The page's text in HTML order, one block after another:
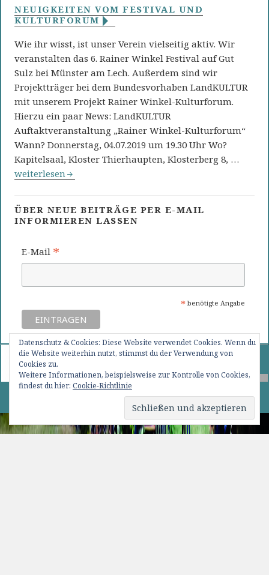
NEUIGKEITEN VOM FESTIVAL UND
KULTURFORUM
Wie ihr wisst, ist unser Verein vielseitig aktiv. Wir
veranstalten das 6. Rainer Winkel Festival auf Gut
Sulz bei Münster am Lech. Außerdem sind wir
Projektträger bei dem Bundesvorhaben LandKULTUR
mit unserem Projekt Rainer Winkel-Kulturforum.
Hierzu ein paar News: LandKULTUR
Auftaktveranstaltung „Rainer Winkel-Kulturforum“
Wann? Donnerstag, 04.07.2019 um 19.30 Uhr Wo?
Kapitelsaal, Kloster Thierhaupten, Klosterberg 8, …
Neuigkeiten vom Festival und Kulturforum
weiterlesen
ÜBER NEUE BEITRÄGE PER E-MAIL
INFORMIEREN LASSEN
E-Mail *
* benötigte Angabe
Beitragsnavigation
SEITE1
Seite
0 82 76 / 15 09
Datenschutz & Cookies: Diese Website verwendet Cookies. Wenn du
die Website weiterhin nutzt, stimmst du der Verwendung von
Cookies zu.
Weitere Informationen, beispielsweise zur Kontrolle von Cookies,
findest du hier: Cookie-Richtlinie